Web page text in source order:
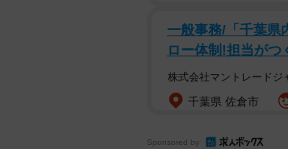
その上で、同氏は「振
グループが考えたのが
って、先に情報を仕入
一般事務/「千葉県
ロー体制!担当がつ
株式会社マントレードジ
千葉県 佐倉市
Sponsored by